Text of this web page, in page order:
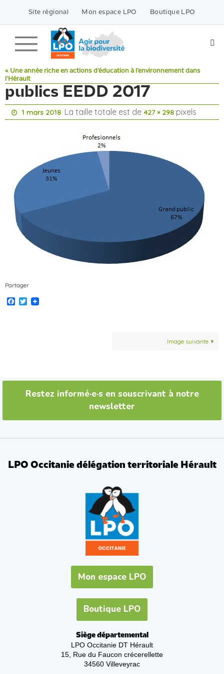
contenu
Site régional Mon espace LPO Boutique LPO
« Une année riche en actions d’éducation à l’environnement dans
l’Hérault
publics EEDD 2017
1 mars 2018 La taille totale est de427 × 298 pixels
Partager
Facebook
Twitter
Image suivante
Restez informé·e·s en souscrivant à notre
newsletter
LPO Occitanie délégation territoriale Hérault
Mon espace LPO
Boutique LPO
Siège départemental
LPO Occitanie DT Hérault
15, Rue du Faucon crécerellette
34560 Villeveyrac